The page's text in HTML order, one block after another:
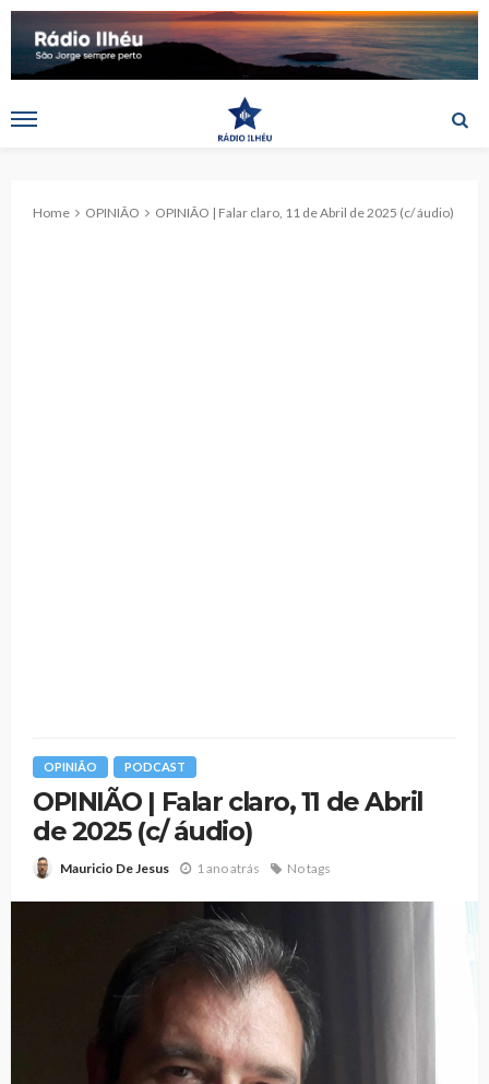
Home OPINIÃO OPINIÃO | Falar claro, 11 de Abril de 2025 (c/ áudio)
OPINIÃO PODCAST
OPINIÃO | Falar claro, 11 de Abril
de 2025 (c/ áudio)
Mauricio De Jesus 1 ano atrás No tags